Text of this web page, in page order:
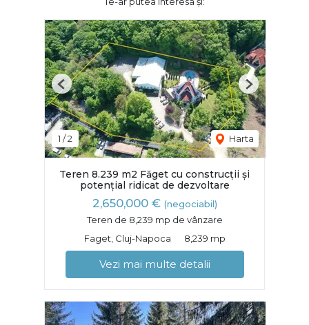
1 /2 Harta
Previous Next
Teren 8.239 m2 Făget cu construcții și
potențial ridicat de dezvoltare
2,650,000 € (negociabil)
Teren de 8,239 mp de vânzare
Faget, Cluj-Napoca
8,239 mp
Vezi mai multe detalii